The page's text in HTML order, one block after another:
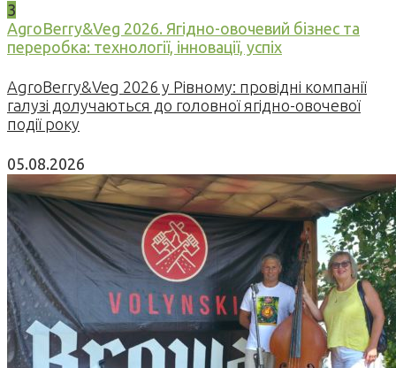
3
AgroBerry&Veg 2026. Ягідно-овочевий бізнес та
переробка: технології, інновації, успіх
AgroBerry&Veg 2026 у Рівному: провідні компанії
галузі долучаються до головної ягідно-овочевої
події року
05.08.2026